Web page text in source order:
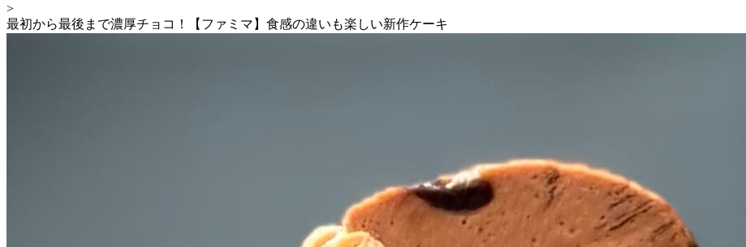
>
最初から最後まで濃厚チョコ！【ファミマ】食感の違いも楽しい新作ケーキ